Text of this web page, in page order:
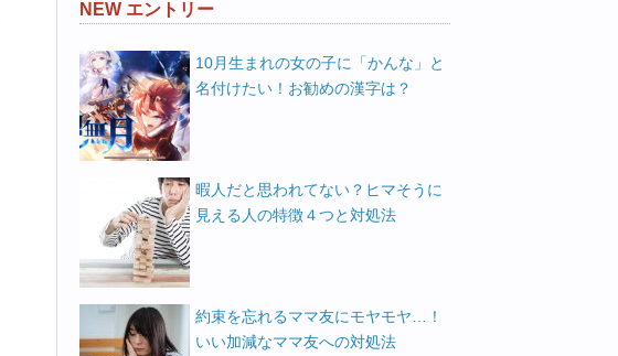
NEW エントリー
10月生まれの女の子に「かんな」と
名付けたい！お勧めの漢字は？
暇人だと思われてない？ヒマそうに
見える人の特徴４つと対処法
約束を忘れるママ友にモヤモヤ…！
いい加減なママ友への対処法